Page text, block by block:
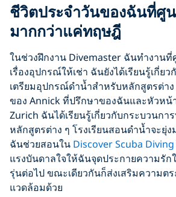
ชีวิตประจำวันของฉันที่ศู
มากกว่าแค่ทฤษฎี
ในช่วงฝึกงาน Divemaster ฉันทำงานที่
เรื่องอุปกรณ์ให้เช่า ฉันยังได้เรียนรู้เกี่ยว
เตรียมอุปกรณ์ดำน้ำสำหรับหลักสูตรต่า
ของ Annick ที่ปรึกษาของฉันและหัวหน้
Zurich ฉันได้เรียนรู้เกี่ยวกับกระบวนกา
หลักสูตรต่าง ๆ โรงเรียนสอนดำน้ำจะยุ่
ฉันช่วยสอนใน Discover Scuba Diving
แรงบันดาลใจให้ฉันจุดประกายความรั
รุ่นต่อไป ขณะเดียวกันก็ส่งเสริมความต
แวดล้อมด้วย